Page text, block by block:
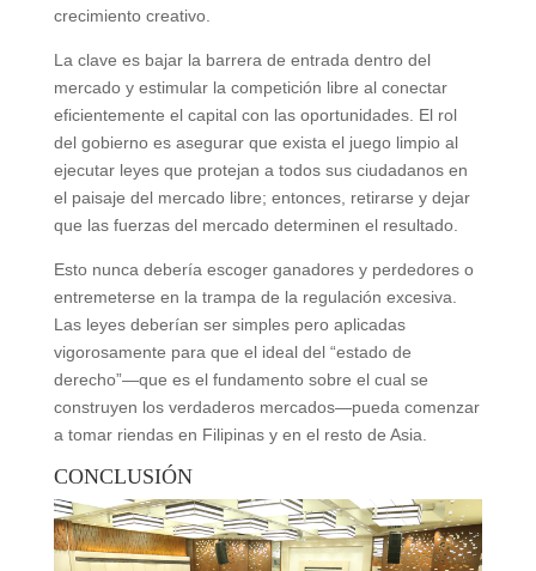
crecimiento creativo.
La clave es bajar la barrera de entrada dentro del
mercado y estimular la competición libre al conectar
eficientemente el capital con las oportunidades. El rol
del gobierno es asegurar que exista el juego limpio al
ejecutar leyes que protejan a todos sus ciudadanos en
el paisaje del mercado libre; entonces, retirarse y dejar
que las fuerzas del mercado determinen el resultado.
Esto nunca debería escoger ganadores y perdedores o
entremeterse en la trampa de la regulación excesiva.
Las leyes deberían ser simples pero aplicadas
vigorosamente para que el ideal del “estado de
derecho”—que es el fundamento sobre el cual se
construyen los verdaderos mercados—pueda comenzar
a tomar riendas en Filipinas y en el resto de Asia.
CONCLUSIÓN